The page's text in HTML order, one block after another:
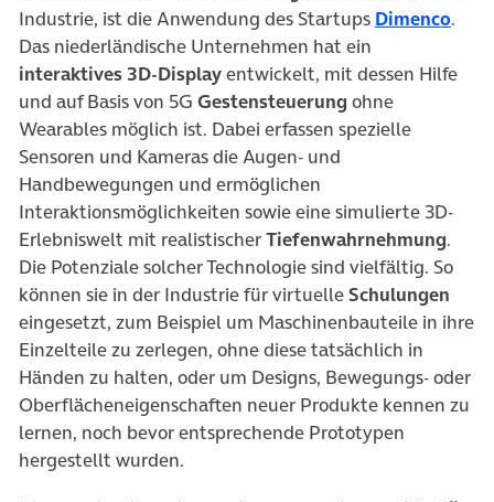
Industrie, ist die Anwendung des Startups Dimenco.
Das niederländische Unternehmen hat ein
interaktives 3D-Displayentwickelt, mit dessen Hilfe
und auf Basis von 5G Gestensteuerung ohne
Wearables möglich ist. Dabei erfassen spezielle
Sensoren und Kameras die Augen- und
Handbewegungen und ermöglichen
Interaktionsmöglichkeiten sowie eine simulierte 3D-
Erlebniswelt mit realistischerTiefenwahrnehmung.
Die Potenziale solcher Technologie sind vielfältig. So
können sie in der Industrie für virtuelleSchulungen
eingesetzt, zum Beispiel um Maschinenbauteile in ihre
Einzelteile zu zerlegen, ohne diese tatsächlich in
Händen zu halten, oder um Designs, Bewegungs- oder
Oberflächeneigenschaften neuer Produkte kennen zu
lernen, noch bevor entsprechende Prototypen
hergestellt wurden.